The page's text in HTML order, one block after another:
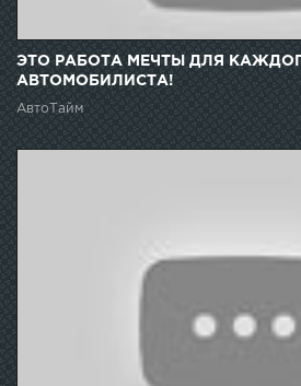
ЭТО РАБОТА МЕЧТЫ ДЛЯ
АВТОМОБИЛИСТА!
АвтоТайм